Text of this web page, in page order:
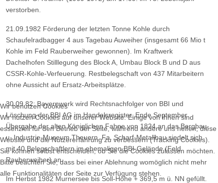
verstorben.
21.09.1982 Förderung der letzten Tonne Kohle durch
Schaufelradbagger 4 aus Tagebau Auweiher (insgesamt 66 Mio t
Kohle im Feld Rauberweiher gewonnen).
Im Kraftwerk
Dachelhofen Stilllegung des Block A, Umbau Block B und D aus
CSSR-Kohle-Verfeuerung.
Restbelegschaft von 437 Mitarbeitern
ohne Aussicht auf Ersatz-Arbeitsplätze.
30.09.82: Bayernwerk wird Rechtsnachfolger von BBI und
Löschung der BBI AG im Handelsregister. Ende September
Übergabe der alten Königlichen Fahne von 1824 an das Bergbau-
u. Industrie-Museum Theuern. Fa. Scharf-Metallbau siedelt sich
mit 40 Belegschaftlern im ehemaligen BBI-Gelände (Feld
Rauberweiher) an.
Im Herbst 1982 Murnersee bis Soll-Höhe + 369,5 m ü. NN gefüllt.
Wir benutzen Cookies
Wir nutzen Cookies auf unserer Website. Einige von ihnen sind
essenziell für den Betrieb der Seite, während andere uns helfen, diese
Website und die Nutzererfahrung zu verbessern (Tracking Cookies).
Sie können selbst entscheiden, ob Sie die Cookies zulassen möchten.
Bitte beachten Sie, dass bei einer Ablehnung womöglich nicht mehr
alle Funktionalitäten der Seite zur Verfügung stehen.